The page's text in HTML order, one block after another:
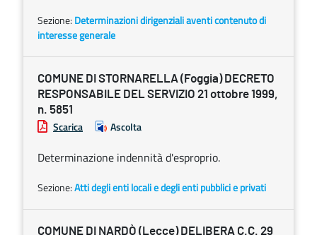
Sezione: Determinazioni dirigenziali aventi contenuto di
interesse generale
COMUNE DI STORNARELLA (Foggia) DECRETO
RESPONSABILE DEL SERVIZIO 21 ottobre 1999,
n. 5851
Scarica Ascolta
Determinazione indennità d'esproprio.
Sezione:Atti degli enti locali e degli enti pubblici e privati
COMUNE DI NARDÒ (Lecce) DELIBERA C.C. 29